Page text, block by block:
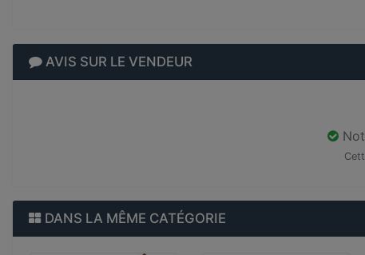
AVIS SUR LE VENDEUR
DANS LA MÊME CATÉGORIE